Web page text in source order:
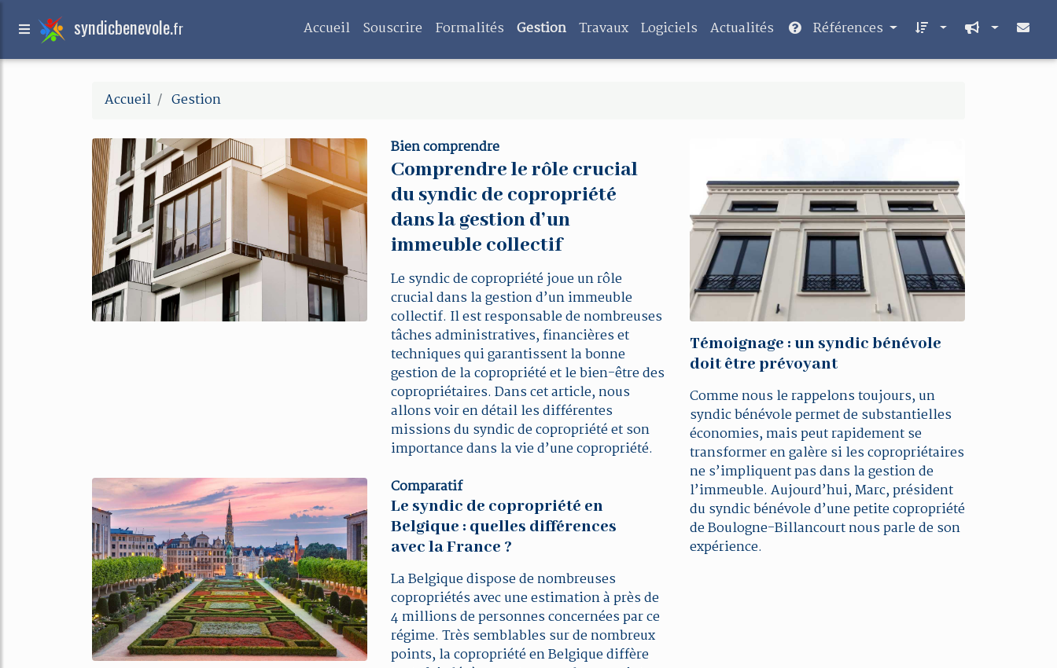
syndicbenevole.fr Accueil Souscrire Formalités Gestion Travaux Logiciels Actualités Références
Accueil Gestion
Bien comprendre
Comprendre le rôle crucial
du syndic de copropriété
dans la gestion d’un
immeuble collectif
Le syndic de copropriété joue un rôle
crucial dans la gestion d’un immeuble
collectif. Il est responsable de nombreuses
tâches administratives, financières et
techniques qui garantissent la bonne
gestion de la copropriété et le bien-être des
copropriétaires. Dans cet article, nous
allons voir en détail les différentes
missions du syndic de copropriété et son
importance dans la vie d’une copropriété.
Comparatif
Le syndic de copropriété en
Belgique : quelles différences
avec la France ?
La Belgique dispose de nombreuses
copropriétés avec une estimation à près de
4 millions de personnes concernées par ce
régime. Très semblables sur de nombreux
points, la copropriété en Belgique diffère
Témoignage : un syndic bénévole
doit être prévoyant
Comme nous le rappelons toujours, un
syndic bénévole permet de substantielles
économies, mais peut rapidement se
transformer en galère si les copropriétaires
ne s’impliquent pas dans la gestion de
l’immeuble. Aujourd’hui, Marc, président
du syndic bénévole d’une petite copropriété
de Boulogne-Billancourt nous parle de son
expérience.